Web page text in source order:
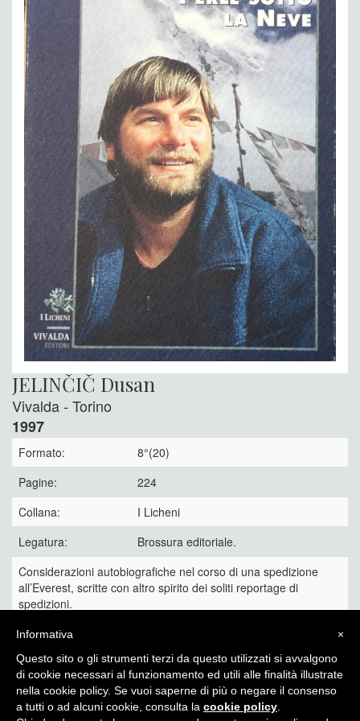
JELINČIČ Dusan
Vivalda - Torino
1997
Formato:
8°(20)
Pagine:
224
Collana:
I Licheni
Legatura:
Brossura editoriale.
Considerazioni autobiografiche nel corso di una spedizione
all’Everest, scritte con altro spirito dei soliti reportage di
spedizioni.
Collana I Licheni 33.
12 €
×
Informativa
Questo sito o gli strumenti terzi da questo utilizzati si avvalgono
di cookie necessari al funzionamento ed utili alle finalità illustrate
nella cookie policy. Se vuoi saperne di più o negare il consenso
a tutti o ad alcuni cookie, consulta la cookie policy